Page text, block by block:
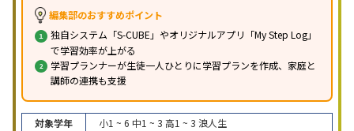
編集部のおすすめポイント
独自システム「S-CUBE」やオリジナルアプリ「My Step Log」
で学習効率が上がる
学習プランナーが生徒一人ひとりに学習プランを作成、家庭と
講師の連携も支援
対象学年 小1 ~ 6 中1 ~ 3 高1 ~ 3 浪人生